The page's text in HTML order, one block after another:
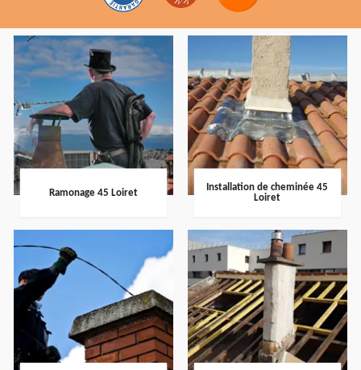
Ramonage 45 Loiret
Installation de cheminée 45
Loiret